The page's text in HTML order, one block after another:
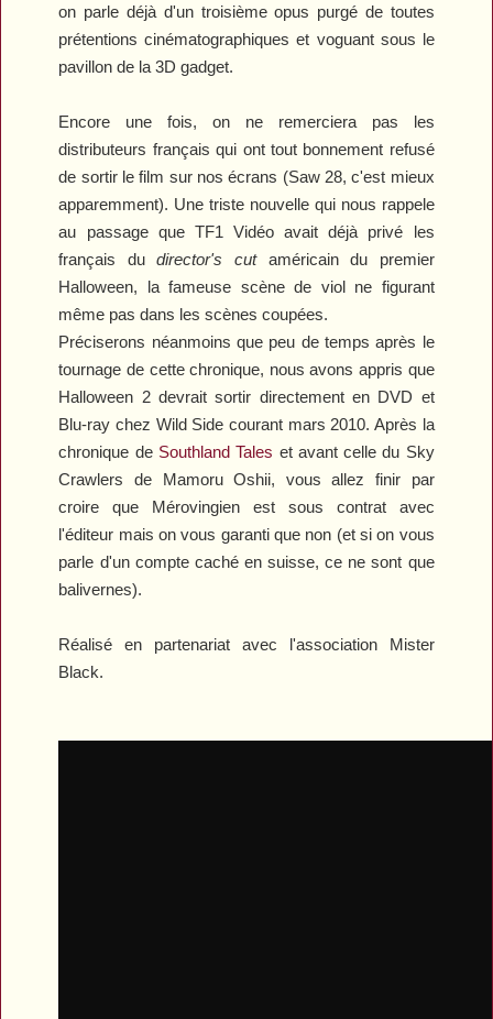
on parle déjà d'un troisième opus purgé de toutes
prétentions cinématographiques et voguant sous le
pavillon de la 3D gadget.
Encore une fois, on ne remerciera pas les
distributeurs français qui ont tout bonnement refusé
de sortir le film sur nos écrans (Saw 28, c'est mieux
apparemment). Une triste nouvelle qui nous rappele
au passage que TF1 Vidéo avait déjà privé les
français dudirector's cutaméricain du premier
Halloween, la fameuse scène de viol ne figurant
même pas dans les scènes coupées.
Préciserons néanmoins que peu de temps après le
tournage de cette chronique, nous avons appris que
Halloween 2devrait sortir directement en DVD et
Blu-ray chez Wild Side courant mars 2010. Après la
chronique de Southland Tales et avant celle du Sky
Crawlers de Mamoru Oshii, vous allez finir par
croire que Mérovingien est sous contrat avec
l'éditeur mais on vous garanti que non (et si on vous
parle d'un compte caché en suisse, ce ne sont que
balivernes).
Réalisé en partenariat avec l'association Mister
Black.